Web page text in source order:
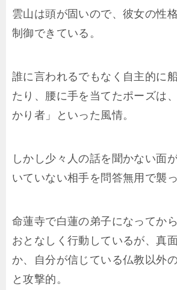
雲山は頭が固いので、彼女の性
制御できている。
誰に言われるでもなく自主的に
たり、腰に手を当てたポーズは
かり者」といった風情。
しかし少々人の話を聞かない面
いていない相手を問答無用で襲
命蓮寺で白蓮の弟子になってか
おとなしく行動しているが、真
か、自分が信じている仏教以外
と攻撃的。